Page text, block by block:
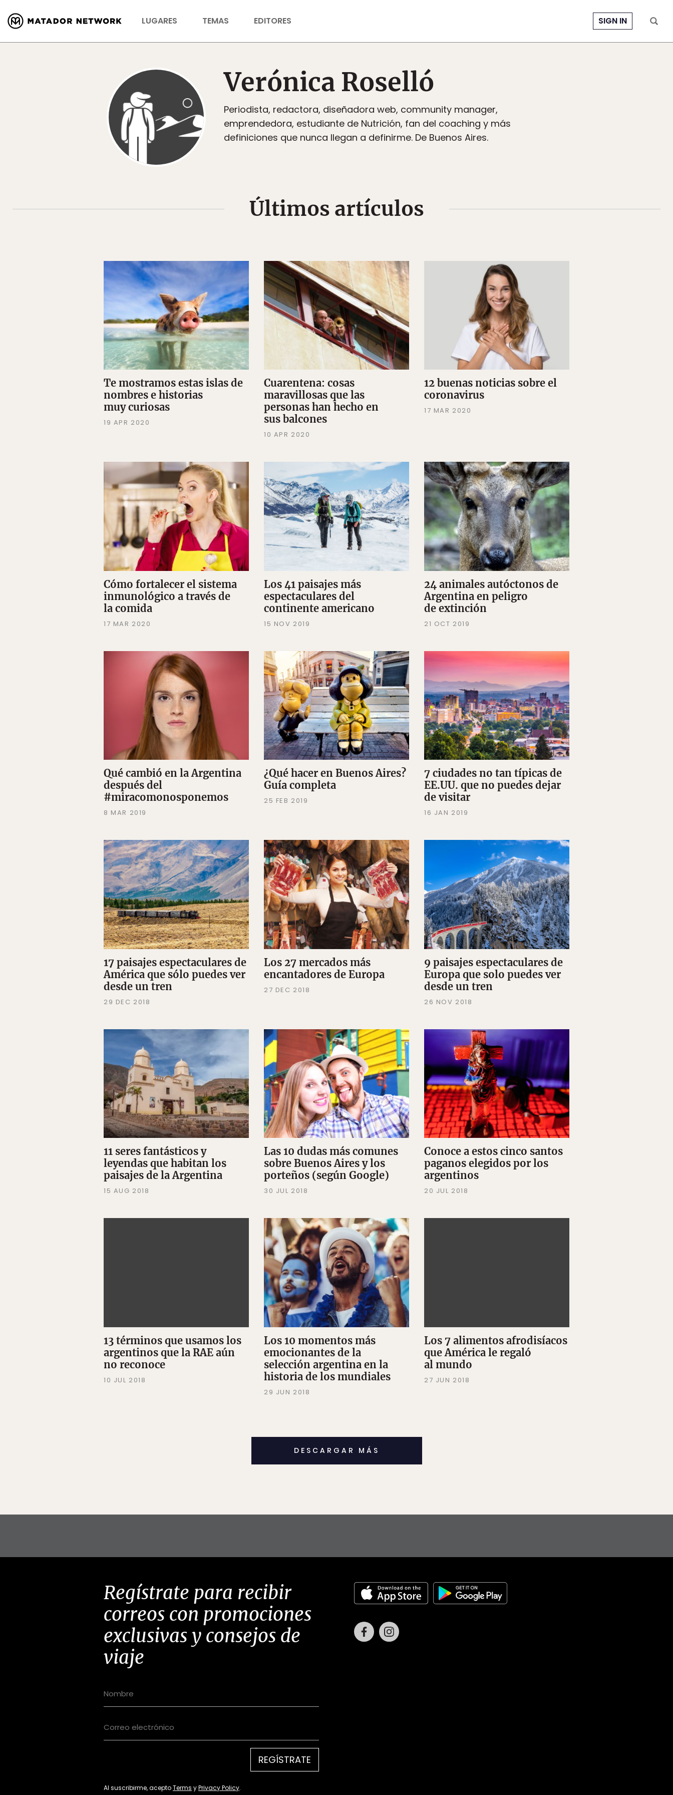
LUGARES TEMAS EDITORES SIGN IN
Verónica Roselló
Periodista, redactora, diseñadora web, community manager,
emprendedora, estudiante de Nutrición, fan del coaching y más
definiciones que nunca llegan a definirme. De Buenos Aires.
Últimos artículos
Te mostramos estas islas de
nombres e historias
muy curiosas
19 APR 2020
Cuarentena: cosas
maravillosas que las
personas han hecho en
sus balcones
10 APR 2020
12 buenas noticias sobre el
coronavirus
17 MAR 2020
Cómo fortalecer el sistema
inmunológico a través de
la comida
17 MAR 2020
Los 41 paisajes más
espectaculares del
continente americano
15 NOV 2019
24 animales autóctonos de
Argentina en peligro
de extinción
21 OCT 2019
Qué cambió en la Argentina
después del
#miracomonosponemos
8 MAR 2019
¿Qué hacer en Buenos Aires?
Guía completa
25 FEB 2019
7 ciudades no tan típicas de
EE.UU. que no puedes dejar
de visitar
16 JAN 2019
17 paisajes espectaculares de
América que sólo puedes ver
desde un tren
29 DEC 2018
Los 27 mercados más
encantadores de Europa
27 DEC 2018
9 paisajes espectaculares de
Europa que solo puedes ver
desde un tren
26 NOV 2018
11 seres fantásticos y
leyendas que habitan los
paisajes de la Argentina
15 AUG 2018
Las 10 dudas más comunes
sobre Buenos Aires y los
porteños (según Google)
30 JUL 2018
Conoce a estos cinco santos
paganos elegidos por los
argentinos
20 JUL 2018
13 términos que usamos los
argentinos que la RAE aún
no reconoce
10 JUL 2018
Los 10 momentos más
emocionantes de la
selección argentina en la
historia de los mundiales
29 JUN 2018
Los 7 alimentos afrodisíacos
que América le regaló
al mundo
27 JUN 2018
DESCARGAR MÁS
Regístrate para recibir
correos con promociones
exclusivas y consejos de
viaje
REGÍSTRATE
Al suscribirme, aceptoTerms yPrivacy Policy.
Facebook